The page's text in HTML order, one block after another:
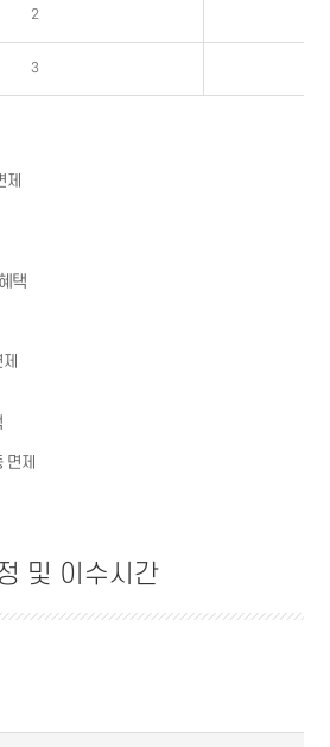
2
3
제
택
면제
및 이수시간